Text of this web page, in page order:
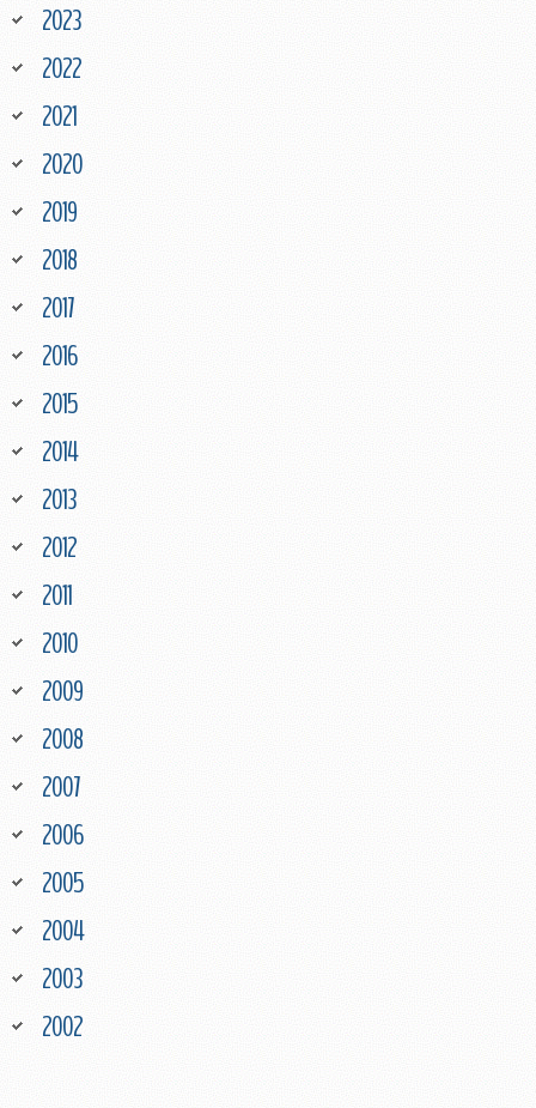
2023
2022
2021
2020
2019
2018
2017
2016
2015
2014
2013
2012
2011
2010
2009
2008
2007
2006
2005
2004
2003
2002